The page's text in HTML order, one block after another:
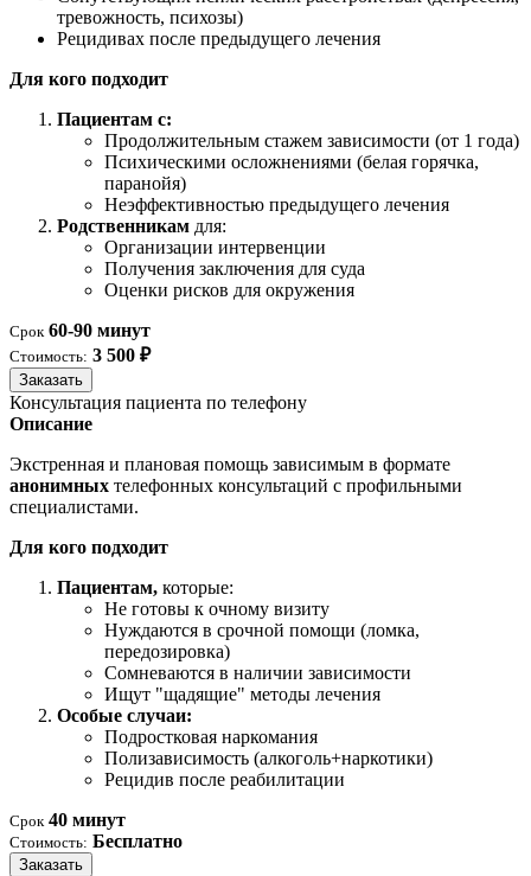
тревожность, психозы)
Рецидивах после предыдущего лечения
Для кого подходит
Пациентам с:
Продолжительным стажем зависимости (от 1 года)
Психическими осложнениями (белая горячка,
паранойя)
Неэффективностью предыдущего лечения
Родственникам для:
Организации интервенции
Получения заключения для суда
Оценки рисков для окружения
Срок 60-90 минут
Стоимость: 3 500 ₽
Заказать
Консультация пациента по телефону
Описание
Экстренная и плановая помощь зависимым в формате
анонимных телефонных консультаций с профильными
специалистами.
Для кого подходит
Пациентам, которые:
Не готовы к очному визиту
Нуждаются в срочной помощи (ломка,
передозировка)
Сомневаются в наличии зависимости
Ищут "щадящие" методы лечения
Особые случаи:
Подростковая наркомания
Полизависимость (алкоголь+наркотики)
Рецидив после реабилитации
Срок 40 минут
Стоимость: Бесплатно
Заказать